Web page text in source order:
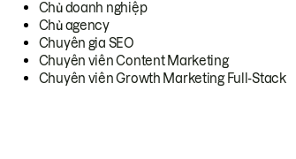
Chủ doanh nghiệp
Chủ agency
Chuyên gia SEO
Chuyên viên Content Marketing
Chuyên viên Growth Marketing Full-Stack